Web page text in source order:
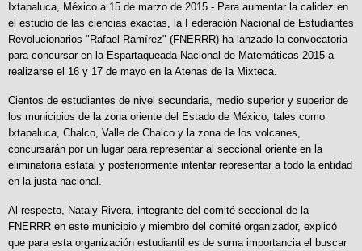
Ixtapaluca, México a 15 de marzo de 2015.- Para aumentar la calidez en
el estudio de las ciencias exactas, la Federación Nacional de Estudiantes
Revolucionarios "Rafael Ramírez" (FNERRR) ha lanzado la convocatoria
para concursar en la Espartaqueada Nacional de Matemáticas 2015 a
realizarse el 16 y 17 de mayo en la Atenas de la Mixteca.
Cientos de estudiantes de nivel secundaria, medio superior y superior de
los municipios de la zona oriente del Estado de México, tales como
Ixtapaluca, Chalco, Valle de Chalco y la zona de los volcanes,
concursarán por un lugar para representar al seccional oriente en la
eliminatoria estatal y posteriormente intentar representar a todo la entidad
en la justa nacional.
Al respecto, Nataly Rivera, integrante del comité seccional de la
FNERRR en este municipio y miembro del comité organizador, explicó
que para esta organización estudiantil es de suma importancia el buscar